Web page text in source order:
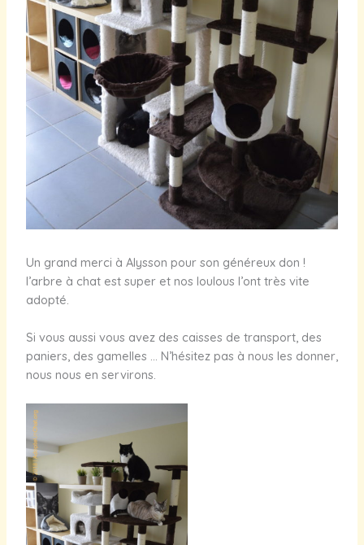
Un grand merci à Alysson pour son généreux don !
l’arbre à chat est super et nos loulous l’ont très vite
adopté.
Si vous aussi vous avez des caisses de transport, des
paniers, des gamelles … N’hésitez pas à nous les donner,
nous nous en servirons.